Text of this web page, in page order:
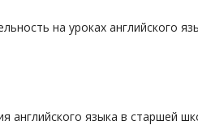
на уроках английского
языка в старшей